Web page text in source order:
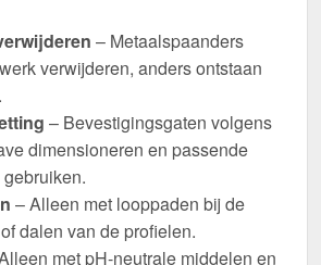
– Metaalspaanders
verwijderen, anders ontstaan
– Bevestigingsgaten volgens
dimensioneren en passende
– Alleen met looppaden bij de
dalen van de profielen.
met pH-neutrale middelen en